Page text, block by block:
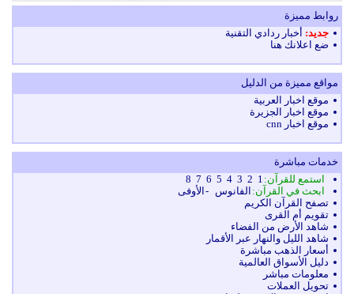
روابط مميزة
جديد: أخبار ردادي التقنية
ضع اعلانك هنا
مواقع مميزة من الدليل
موقع اخبار العربية
موقع اخبار الجزيرة
موقع اخبار cnn
خدمات مباشرة
استمع للقرآن: 1
2
3
4
5
6
7
8
ابحث في القرآن: الفانوس -الأوفى
تصفح القرآن الكريم
تقويم أم القرى
شاهد الأرض من الفضاء
شاهد الليل والنهار عبر الأقمار
أسعار الذهب مباشرة
دليل الأسواق العالمية
معلومات مباشر
تحويل العملات